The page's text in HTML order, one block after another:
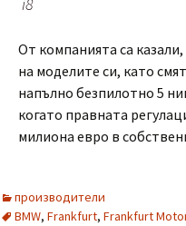
i8
От компанията са казали,
на моделите си, като
напълно безпилотно 5
когато правната
милиона евро в
производители
BMW, Frankfurt, Frankfurt